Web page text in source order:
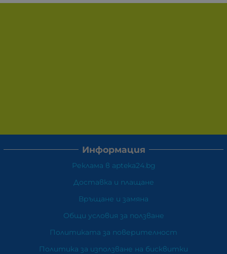
Информация
Реклама в apteka24.bg
Доставка и плащане
Връщане и замяна
Общи условия за ползване
Политиката за поверителност
Политика за използване на бисквитки